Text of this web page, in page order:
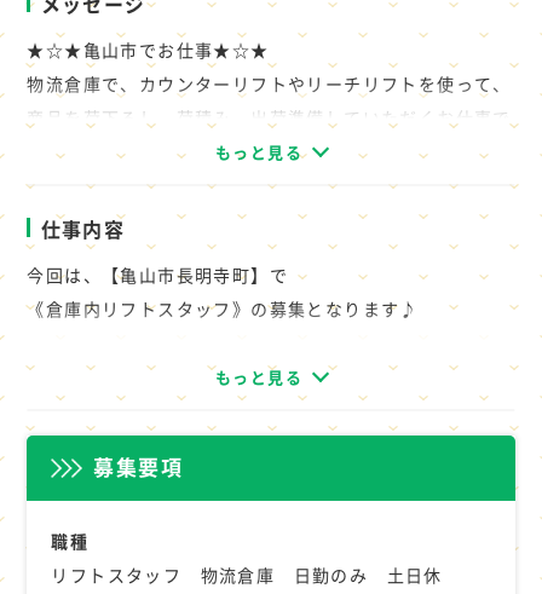
★☆★亀山市でお仕事★☆★
物流倉庫で、カウンターリフトやリーチリフトを使って、
商品を荷下ろし、荷積み、出荷準備していただくお仕事で
す。
どちらかしか乗れなくても大丈夫です。
◇派遣先の規模：中規模ですが安定的
◇職場の規模：10人ほど（男9：女1）
◇雰囲気：アットホームで安心できる
◇休憩室食堂使用可※原則禁煙
（喫煙のみを目的とした喫煙場所あり）
もっと見る
仕事内容
今回は、【亀山市長明寺町】で
《倉庫内リフトスタッフ》の募集となります♪
物流倉庫で、カウンターリフトやリーチリフトを使って、
荷積み、出荷準備していただくお仕事です。
どちらかしか乗れなくても大丈夫です。
☆★力仕事ゼロ♪
もっと見る
募集要項
職種
リフトスタッフ 物流倉庫 日勤のみ 土日休